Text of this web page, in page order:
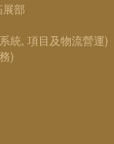
部
統, 項目及物流營運)
)